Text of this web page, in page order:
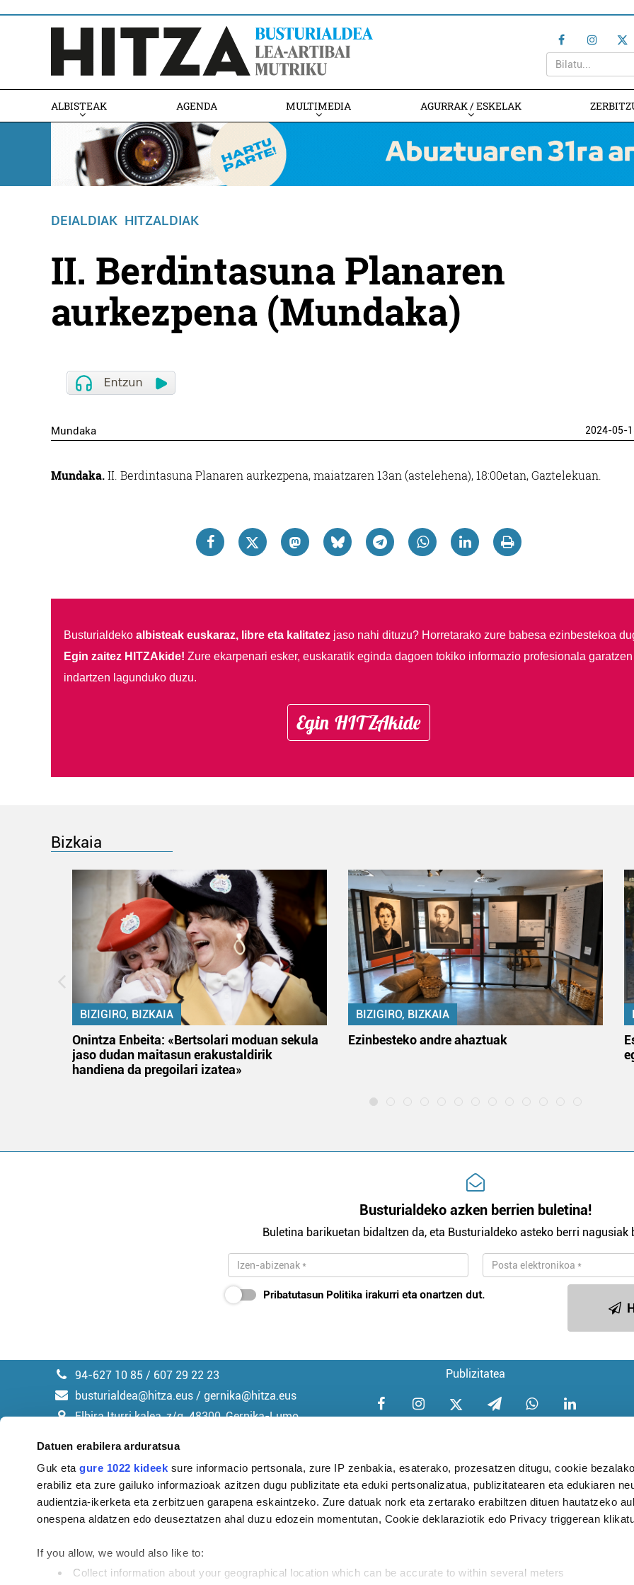
Datuen erabilera arduratsua
Guk etagure 1022 kideek sure informacio pertsonala, zure IP zenbakia, esaterako, prozesatzen ditugu, cookie
erabiliz eta zure gailuko informazioak azitzen dugu publizitate eta eduki pertsonalizatua, publizitatearen eta edukiaren
audientzia-ikerketa eta zerbitzuen garapena eskaintzeko. Zure datuak nork eta zertarako erabiltzen dituen hautatzeko
onespena aldatzen edo deuseztatzen ahal duzu edozein momentutan, Cookie deklaraziotik edo Privacy triggerean
If you allow, we would also like to:
Collect information about your geographical location which can be accurate to within several meters
ALBISTEAK AGENDA MULTIMEDIA AGURRAK / ESKELAK
DEIALDIAK HITZALDIAK
II. Berdintasuna Planaren
aurkezpena (Mundaka)
Mundaka 2024-05-
Mundaka.II. Berdintasuna Planaren aurkezpena, maiatzaren 13an (astelehena), 18:00etan, Gaztelekuan.
Busturialdeko albisteak euskaraz, libre eta kalitatezjaso nahi dituzu? Horretarako zure babesa ezinbestekoa
Egin zaitez HITZAkide! Zure ekarpenari esker, euskaratik eginda dagoen tokiko informazio profesionala garatzen
indartzen lagunduko duzu.
Egin HITZAkide
Bizkaia
BIZIGIRO, BIZKAIA
Onintza Enbeita: «Bertsolari moduan sekula
jaso dudan maitasun erakustaldirik
handiena da pregoilari izatea»
BIZIGIRO, BIZKAIA
Ezinbesteko andre ahaztuak
Busturialdeko azken berrien buletina!
Buletina barikuetan bidaltzen da, eta Busturialdeko asteko berri nagusiak
Pribatutasun Politika irakurri eta onartzen dut.
94-627 10 85 / 607 29 22 23
busturialdea@hitza.eus / gernika@hitza.eus
Elbira Iturri kalea, z/g. 48300, Gernika-Lumo
Publizitatea
Argitalpen politika Aniztasun politika Pribatutasun